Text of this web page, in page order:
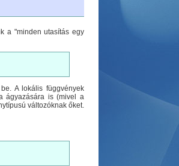
a "minden utasítás egy
A lokális függvények
ágyazására is (mivel a
változóknak őket.